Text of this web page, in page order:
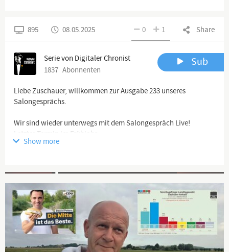
Share
0 1
895 08.05.2025
Serie von Digitaler Chronist
1837 Abonnenten
Sub
Liebe Zuschauer, willkommen zur Ausgabe 233 unseres
Salongesprächs.
Wir sind wieder unterwegs mit dem Salongespräch Live!
Letzter Termin im Frühjahr:
Wer dabei sein möchte, bitte unter
salongespraech.live@gmx.de anmelden. Alles weitere dann per
Email.
Illusion Spielzeug der Wahrheit (Deutsch) Taschenbuch von
https://www.amazon.de/Illusion-Spielzeug-Wahr...
Show more